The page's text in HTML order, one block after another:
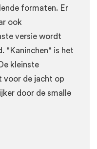
formaten. Er
ook
versie wordt
"Kaninchen" is het
kleinste
voor de jacht op
door de smalle